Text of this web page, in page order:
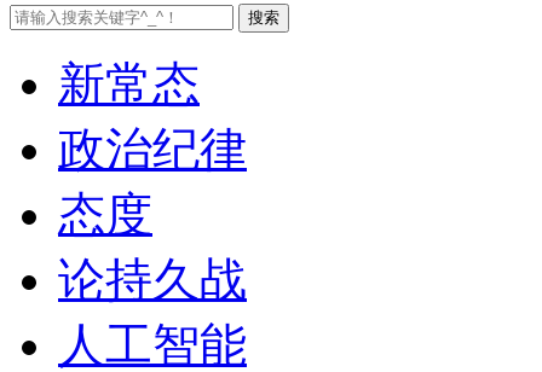
新常态
政治纪律
态度
论持久战
人工智能